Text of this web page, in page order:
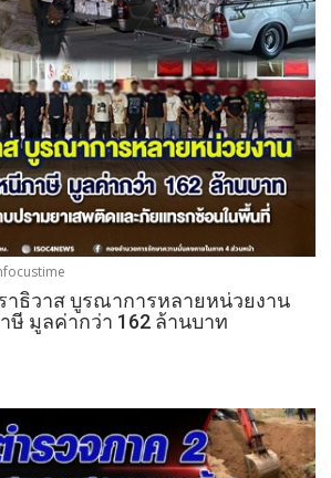
าธิวาส บูรณาการหลายหน่วยงาน
มูลค่ากว่า 162 ล้านบาท